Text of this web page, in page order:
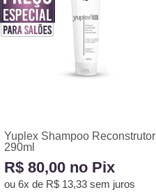
Yuplex Shampoo Reconstrutor
290ml
R$ 80,00 no Pix
ou 6x de R$ 13,33 sem juros